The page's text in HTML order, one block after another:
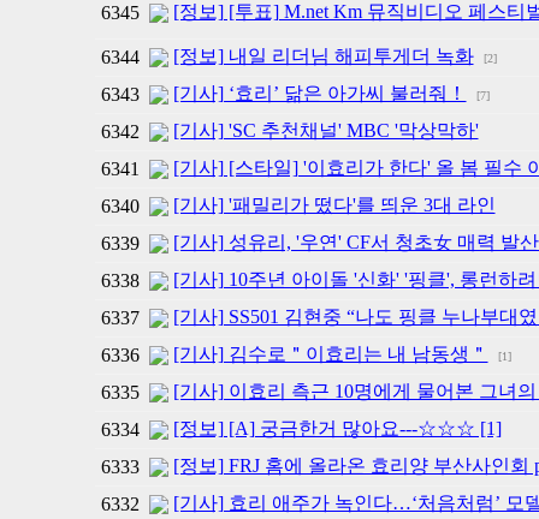
6345 [정보] [투표] M.net Km 뮤직비디오 페스티
6344 [정보] 내일 리더님 해피투게더 녹화 [2]
6343 [기사] ‘효리’ 닮은 아가씨 불러줘！ [7]
6342
[기사] 'SC 추천채널' MBC '막상막하'
6341
[기사] [스타일] '이효리가 한다' 올 봄 필수
6340
[기사] '패밀리가 떴다'를 띄운 3대 라인
6339
[기사] 성유리, '우연' CF서 청초女 매력 발
6338
[기사] 10주년 아이돌 '신화' '핑클', 롱런하
6337
[기사] SS501 김현중 “나도 핑클 누나부대였
6336
[기사] 김수로＂이효리는 내 남동생＂ [1]
6335
[기사] 이효리 측근 10명에게 물어본 그녀
6334
[정보] [A] 궁금한거 많아요---☆☆☆ [1]
6333
[정보] FRJ 홈에 올라온 효리양 부산사인회
6332
[기사] 효리 애주가 녹인다…‘처음처럼’ 모